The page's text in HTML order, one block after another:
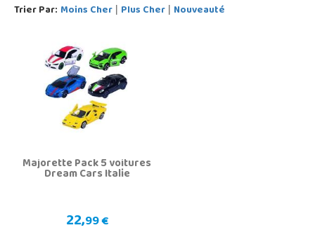
Trier Par: Moins Cher | Plus Cher | Nouveauté
Majorette Pack 5 voitures
Dream Cars Italie
22,99 €